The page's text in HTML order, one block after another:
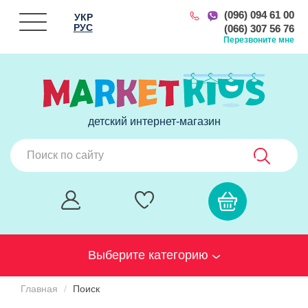
(096) 094 61 00
(066) 307 56 76
Перезвоните мне
УКР
РУС
детский интернет-магазин
Выберите категорию
Главная Поиск